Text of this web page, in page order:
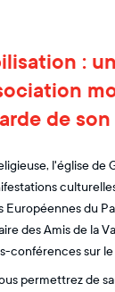
:
de
l'église de
Européennes du
des Amis de la
conférences sur
permettrez de